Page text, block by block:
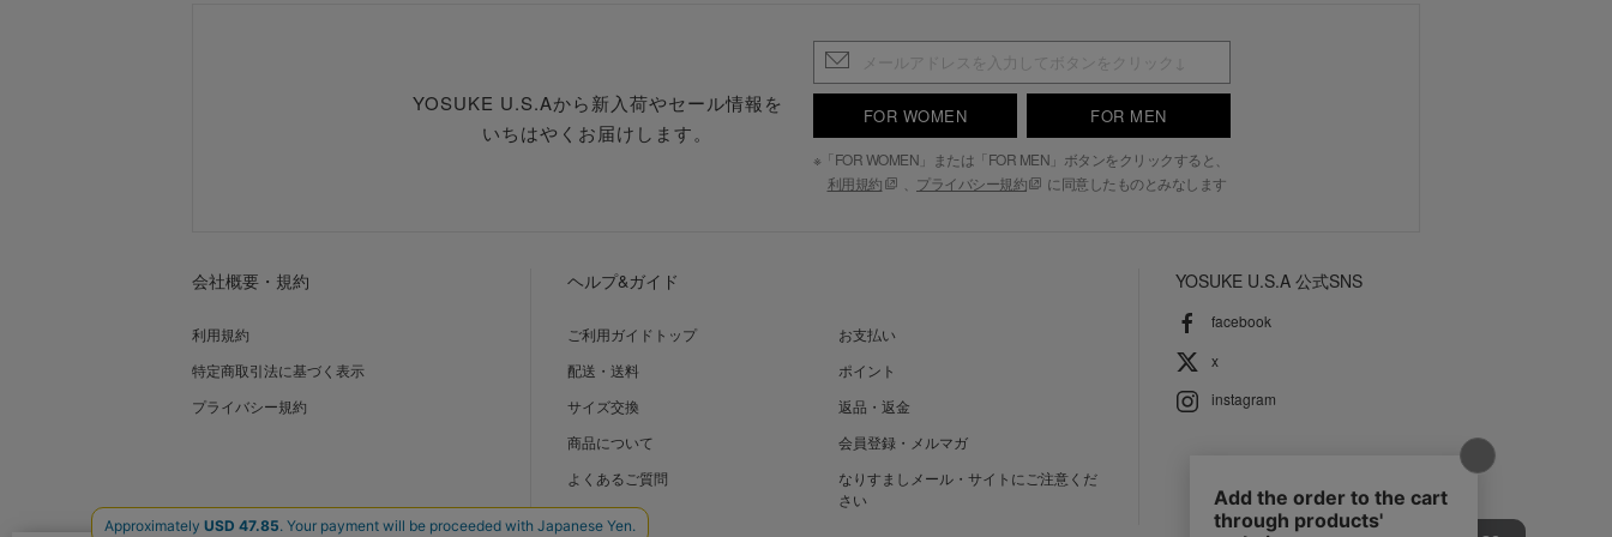
YOSUKE U.S.Aから新入荷やセール情報を
いちはやくお届けします。
FOR WOMEN FOR MEN
※「FOR WOMEN」または「FOR MEN」ボタンをクリックすると、
利用規約
プライバシー規約 に同意したものとみなします
会社概要・規約
利用規約
特定商取引法に基づく表示
プライバシー規約
ヘルプ&ガイド
ご利用ガイドトップ
お支払い
配送・送料
ポイント
サイズ交換
返品・返金
商品について
会員登録・メルマガ
よくあるご質問
なりすましメール・サイトにご注意くだ
さい
YOSUKE U.S.A 公式SNS
facebook
x
instagram